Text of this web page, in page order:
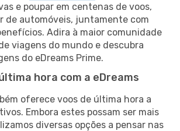
e poupar em centenas de voos,
de automóveis, juntamente com
Adira à maior comunidade
viagens do mundo e descubra
do eDreams Prime.
hora com a eDreams
oferece voos de última hora a
Embora estes possam ser mais
diversas opções a pensar nas